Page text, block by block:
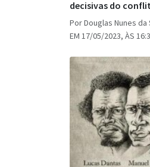
decisivas do
Por Douglas Nunes da
EM 17/05/2023, ÀS